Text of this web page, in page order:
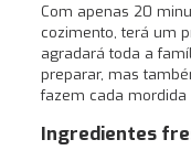
Com apenas 20
cozimento, terá um
agradará toda a
preparar, mas
fazem cada mordida
Ingredientes